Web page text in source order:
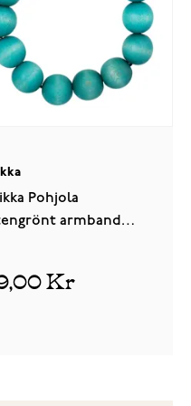
Pohjola
armband
Kr